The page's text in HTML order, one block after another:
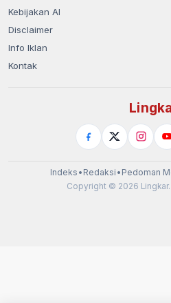
Kebijakan AI
Disclaimer
Info Iklan
Kontak
Indeks • Redaksi • Pedoman
Copyright © 2026